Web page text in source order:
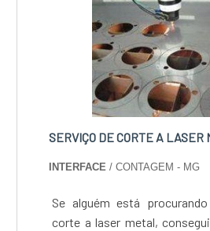
SERVIÇO DE CORTE A LASER
INTERFACE / CONTAGEM - MG
Se alguém está
corte a laser metal,